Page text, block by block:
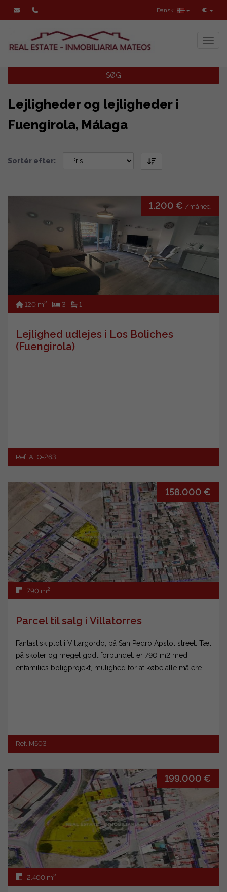
€
Dansk
SØG
Lejligheder og lejligheder i
Fuengirola, Málaga
Sortér efter:
1.200 € /måned
120 m2 3 1
Lejlighed udlejes i Los Boliches
(Fuengirola)
Ref. ALQ-263
158.000 €
790 m2
Parcel til salg i Villatorres
Fantastisk plot i Villargordo, på San Pedro Apstol street. Tæt
på skoler og meget godt forbundet. er 790 m2 med
enfamilies boligprojekt, mulighed for at købe alle målere...
Ref. M503
199.000 €
2.400 m2